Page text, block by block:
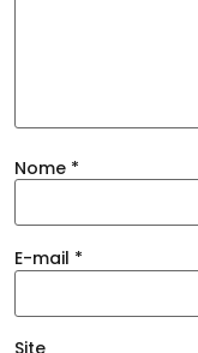
Nome *
E-mail *